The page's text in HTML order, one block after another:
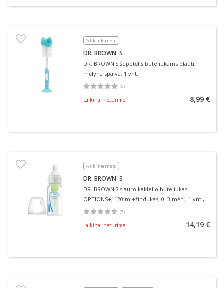
% tik internetu
DR. BROWN' S
DR. BROWN'S šepetėlis buteliukams plauti,
mėlyna spalva, 1 vnt.
(5)
Vidutinis įvertinimas 5.00
Laikinai neturime 8,99 €
% tik internetu
DR. BROWN' S
DR. BROWN'S siauro kaklelio buteliukas
OPTIONS+, 120 ml+žindukas, 0–3 mėn., 1 vnt., +
valymo šepetėlis, 1 vnt.
(5)
Vidutinis įvertinimas 4.60
Laikinai neturime 14,19 €